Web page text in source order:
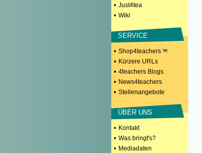
• Just4tea
• Wiki
SERVICE
• Shop4teachers
• Kürzere URLs
• 4teachers Blogs
• News4teachers
• Stellenangebote
ÜBER UNS
• Kontakt
• Was bringt's?
• Mediadaten